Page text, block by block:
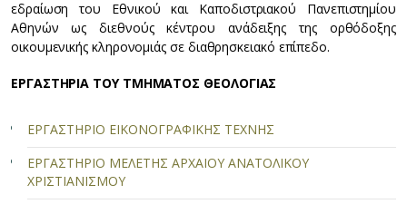
εδραίωση του Εθνικού και Καποδιστριακού Πανεπιστημίου
Αθηνών ως διεθνούς κέντρου ανάδειξης της ορθόδοξης
οικουμενικής κληρονομιάς σε διαθρησκειακό επίπεδο.
ΕΡΓΑΣΤΗΡΙΑ ΤΟΥ ΤΜΗΜΑΤΟΣ ΘΕΟΛΟΓΙΑΣ
ΕΡΓΑΣΤΗΡΙΟ ΕΙΚΟΝΟΓΡΑΦΙΚΗΣ ΤΕΧΝΗΣ
ΕΡΓΑΣΤΗΡΙΟ ΜΕΛΕΤΗΣ ΑΡΧΑΙΟΥ ΑΝΑΤΟΛΙΚΟΥ
ΧΡΙΣΤΙΑΝΙΣΜΟΥ